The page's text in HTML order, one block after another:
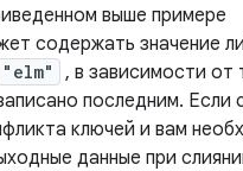
выше примере
содержать значение
"elm"
, в зависимости от
последним. Если
ключей и вам
данные при